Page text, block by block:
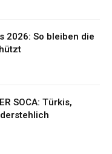
2026: So bleiben die
SOCA: Türkis,